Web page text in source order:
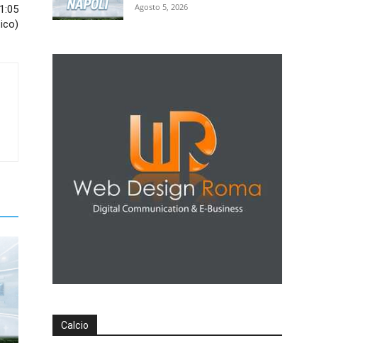
Agosto 5, 2026
Calcio